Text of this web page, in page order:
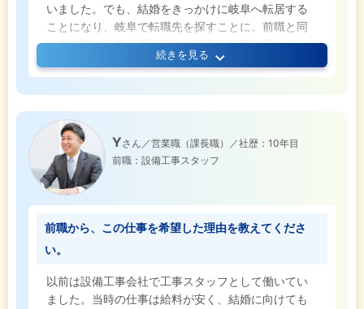
いました。でも、結婚をきっかけに岐阜へ転居する
ことになり、岐阜で転職先を探すことに。前職と同
じ営業職で仕事を探すなか、給与や年間休日など、
最も条件が良かったのがトップだったんです。以前
の職場は土曜出勤があったので、完全週休2日制（土
日祝休み）なのは魅力的でしたし、何より『平均年
収800万円』というインパクトのある数字に惹か
れ、収入アップも期待できると思いこの仕事を選び
ました。
続きを見る
Yさん／営業職（課長職）／社歴：10年目
前職：設備工事スタッフ
前職から、この仕事を希望した理由を教えてくださ
い。
以前は設備工事会社で工事スタッフとして働いてい
ました。当時の仕事は給料が安く、結婚に向けても